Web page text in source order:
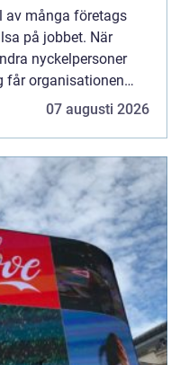
av många företags
på jobbet. När
nyckelpersoner
får organisationen
07 augusti 2026